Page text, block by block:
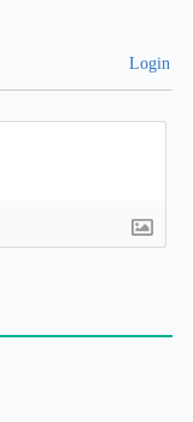
Login